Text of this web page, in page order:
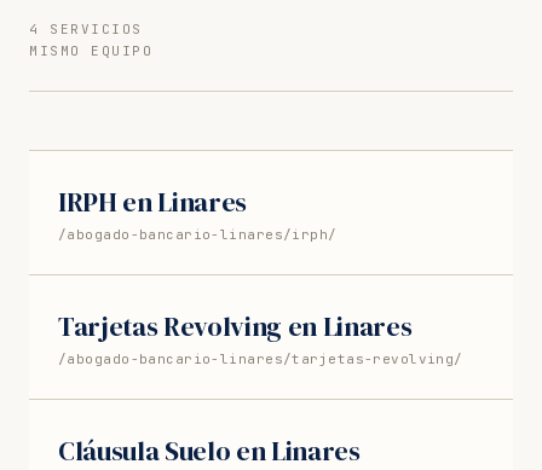
4 SERVICIOS
MISMO EQUIPO
IRPH en Linares
/abogado-bancario-linares/irph/
Tarjetas Revolving en Linares
/abogado-bancario-linares/tarjetas-revolving/
Cláusula Suelo en Linares